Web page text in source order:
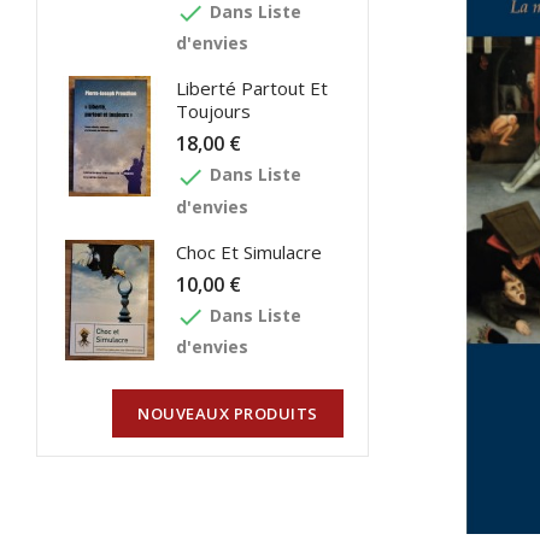
done Dans Liste
d'envies
Liberté Partout Et
Toujours
18,00 €
done Dans Liste
d'envies
Choc Et Simulacre
10,00 €
done Dans Liste
d'envies
NOUVEAUX PRODUITS